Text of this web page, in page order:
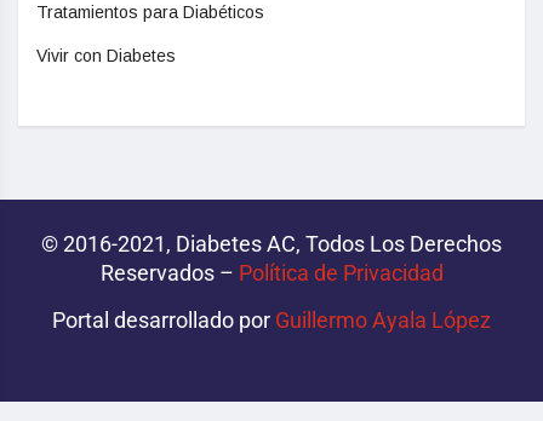
Tratamientos para Diabéticos
Vivir con Diabetes
© 2016-2021, Diabetes AC, Todos Los Derechos
Reservados – Política de Privacidad‌­
Portal desarrollado por Guillermo Ayala López